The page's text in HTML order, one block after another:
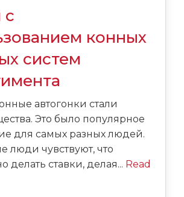
с
конных
систем
автогонки стали
Это было популярное
для самых разных людей.
люди чувствуют, что
делать ставки, делая... Read